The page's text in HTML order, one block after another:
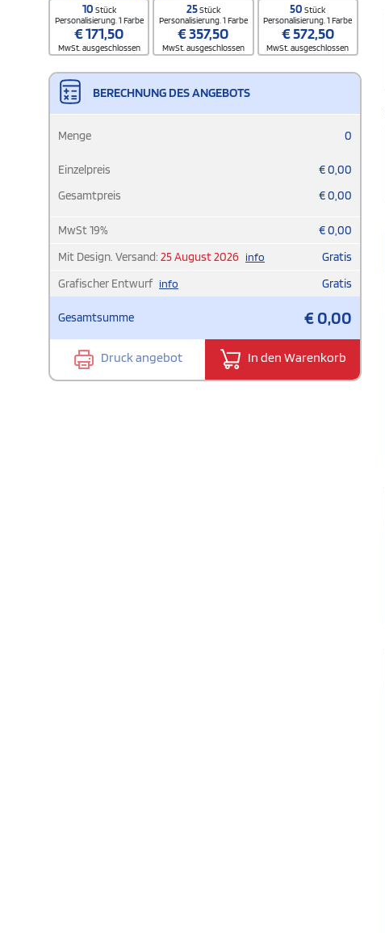
10 Stück
Personalisierung. 1 Farbe
€171,50
MwSt. ausgeschlossen
25Stück
Personalisierung. 1 Farbe
€357,50
MwSt. ausgeschlossen
50Stück
Personalisierung. 1 Farbe
€572,50
MwSt. ausgeschlossen
BERECHNUNG DES ANGEBOTS
Menge 0
Einzelpreis €0,00
Gesamtpreis
€0,00
MwSt19% €0,00
Mit Design. Versand: 25 August 2026 info
Gratis
Grafischer Entwurf info Gratis
Gesamtsumme €0,00
Druck angebot In den Warenkorb